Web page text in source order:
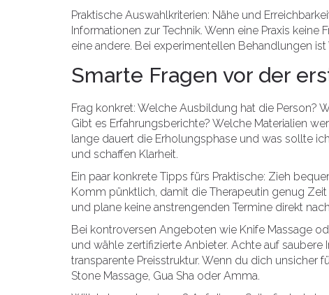
Praktische Auswahlkriterien: Nähe und
Informationen zur Technik. Wenn eine Praxis
eine andere. Bei experimentellen Behandlungen
Smarte Fragen vor der
Frag konkret: Welche Ausbildung hat die Person?
Gibt es Erfahrungsberichte? Welche Materialien
lange dauert die Erholungsphase und was sollte
und schaffen Klarheit.
Ein paar konkrete Tipps fürs Praktische: Zieh
Komm pünktlich, damit die Therapeutin genug
und plane keine anstrengenden Termine direkt
Bei kontroversen Angeboten wie Knife Massage
und wähle zertifizierte Anbieter. Achte auf
transparente Preisstruktur. Wenn du dich unsicher
Stone Massage, Gua Sha oder Amma.